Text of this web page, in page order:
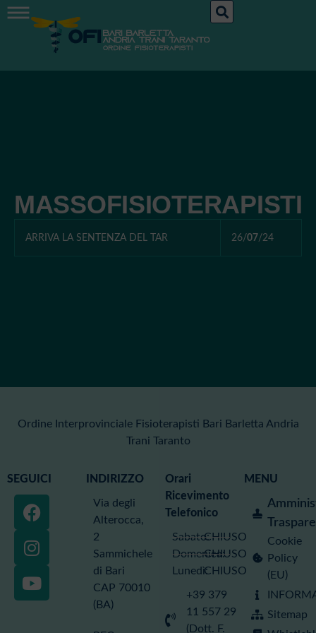
Servizi
MASSOFISIOTERAPISTI
ARRIVA LA SENTENZA DEL TAR 26/07/24
Ordine Interprovinciale Fisioterapisti Bari Barletta Andria
Trani Taranto
SEGUICI INDIRIZZO
Via degli
Alterocca,
2
Sammichele
di Bari
CAP 70010
(BA)
Orari
Ricevimento
Telefonico
Sabato:
Domenica:
Lunedì:
CHIUSO
CHIUSO
CHIUSO
+39 379
11 557 29
(Dott. F.
MENU
Cookie
Policy
(EU)
Sitemap